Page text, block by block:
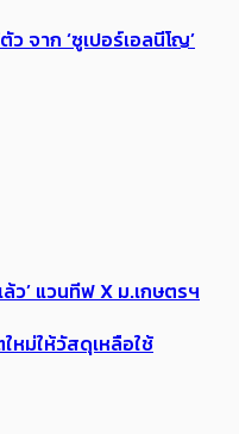
จาก ‘ซูเปอร์เอลนีโญ’
ว’ แวนทีฟ X ม.เกษตรฯ
ม่ให้วัสดุเหลือใช้